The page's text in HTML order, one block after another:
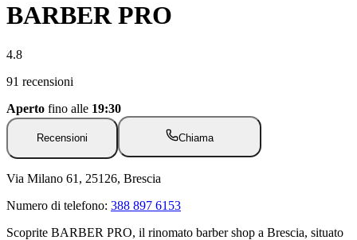
BARBER PRO
4.8
91 recensioni
Aperto fino alle 19:30
Recensioni Chiama
Via Milano 61, 25126, Brescia
Numero di telefono: 388 897 6153
Scoprite BARBER PRO, il rinomato barber shop a Brescia, situato